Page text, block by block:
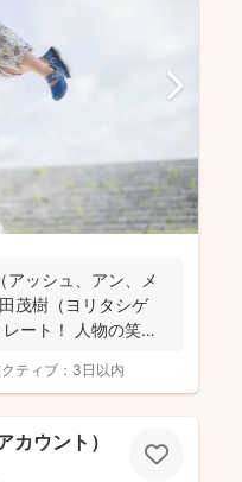
アッシュ、アン、メ
茂樹（ヨリタシゲ
ート！ 人物の笑顔
ティブ： 3日以内
カウント）